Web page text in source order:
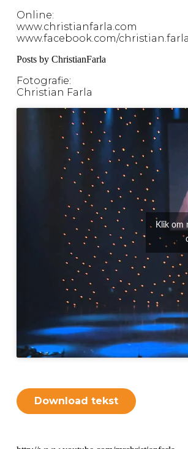
Online:
www.christianfarla.com
www.facebook.com/christian.farla
Posts by ChristianFarla
Fotografie:
Christian Farla
Klik om
Download tekst